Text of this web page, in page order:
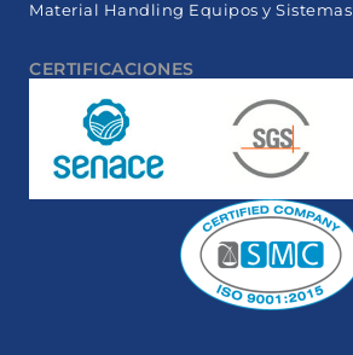
Material Handling Equipos y Sistemas
CERTIFICACIONES